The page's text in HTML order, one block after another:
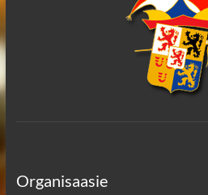
Organisaasie